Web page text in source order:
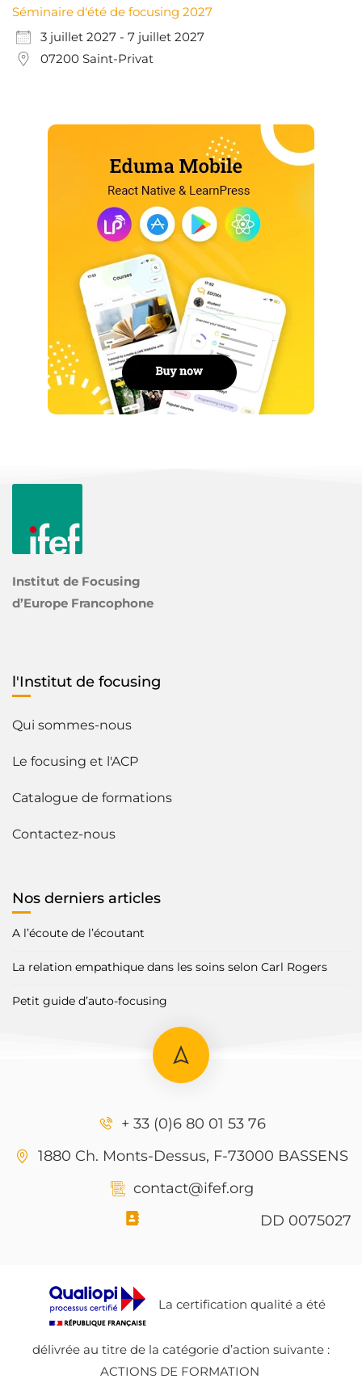
Séminaire d'été de focusing 2027
3 juillet 2027 - 7 juillet 2027
07200 Saint-Privat
Institut de Focusing
d’Europe Francophone
l'Institut de focusing
Qui sommes-nous
Le focusing et l'ACP
Catalogue de formations
Contactez-nous
Nos derniers articles
A l’écoute de l’écoutant
La relation empathique dans les soins selon Carl Rogers
Petit guide d’auto-focusing
+ 33 (0)6 80 01 53 76
1880 Ch. Monts-Dessus, F-73000 BASSENS
contact@ifef.org
DD 0075027
La certification qualité a été
délivrée au titre de la catégorie d’action suivante :
ACTIONS DE FORMATION